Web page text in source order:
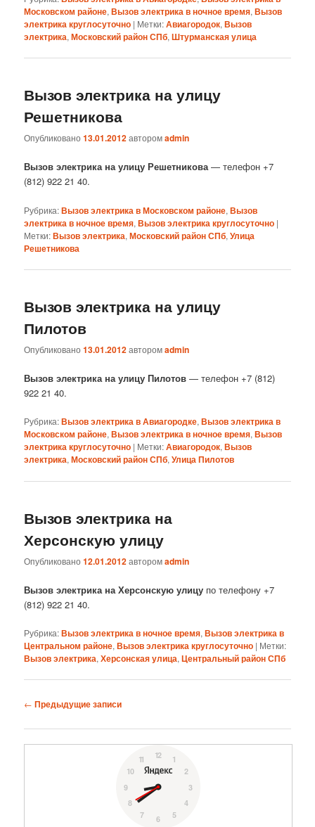
Московском районе,Вызов электрика в ночное время,Вызов
электрика круглосуточно | Метки:Авиагородок,Вызов
электрика,Московский район СПб,Штурманская улица
Вызов электрика на улицу
Решетникова
Опубликовано13.01.2012авторомadmin
Вызов электрика на улицу Решетникова— телефон +7
(812) 922 21 40.
Рубрика:Вызов электрика в Московском районе,Вызов
электрика в ночное время,Вызов электрика круглосуточно |
Метки:Вызов электрика,Московский район СПб,Улица
Решетникова
Вызов электрика на улицу
Пилотов
Опубликовано13.01.2012авторомadmin
Вызов электрика на улицу Пилотов — телефон +7 (812)
922 21 40.
Рубрика:Вызов электрика в Авиагородке,Вызов электрика в
Московском районе,Вызов электрика в ночное время,Вызов
электрика круглосуточно | Метки:Авиагородок,Вызов
электрика,Московский район СПб,Улица Пилотов
Вызов электрика на
Херсонскую улицу
Опубликовано12.01.2012авторомadmin
Вызов электрика на Херсонскую улицу по телефону +7
(812) 922 21 40.
Рубрика:Вызов электрика в ночное время,Вызов электрика в
Центральном районе,Вызов электрика круглосуточно | Метки:
Вызов электрика,Херсонская улица,Центральный район СПб
Навигация
записям
← Предыдущие записи